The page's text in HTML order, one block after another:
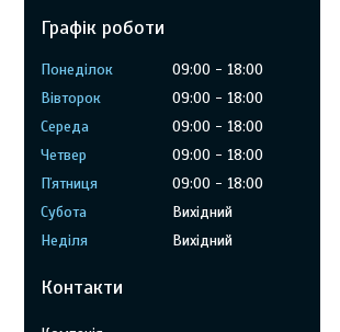
Графік роботи
Понеділок 09:00
18:00
Вівторок
09:00
18:00
Середа
09:00
18:00
Четвер
09:00
18:00
Пʼятниця
09:00
18:00
Субота
Вихідний
Неділя
Вихідний
Контакти